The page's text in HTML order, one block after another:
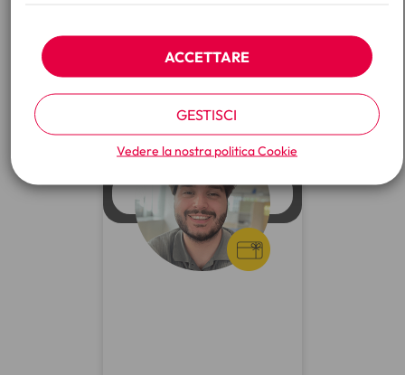
Realizza i tuoi progetti e
prova a vincere con CLUB
GUARDA IL VIDEO
ACCETTARE
GESTISCI
Vedere la nostra politicaCookie